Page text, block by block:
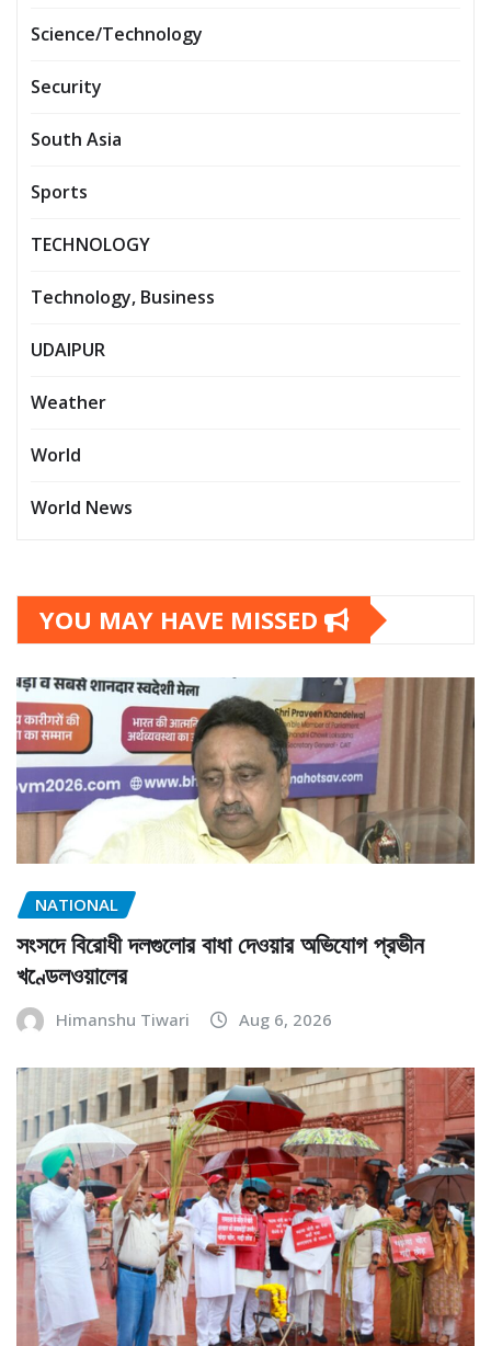
Science/Technology
Security
South Asia
Sports
TECHNOLOGY
Technology, Business
UDAIPUR
Weather
World
World News
YOU MAY HAVE MISSED
NATIONAL
সংসদে বিরোধী দলগুলোর বাধা দেওয়ার অভিযোগ প্রভীন
খণ্ডেলওয়ালের
Himanshu Tiwari Aug 6, 2026